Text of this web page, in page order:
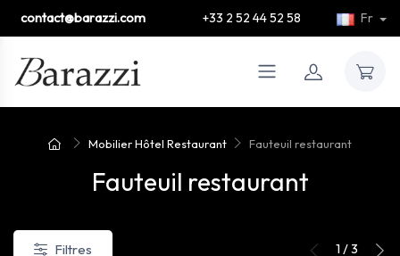
contact@barazzi.com +33 2 52 44 52 58 Fr
Mobilier Hôtel Restaurant Fauteuil restaurant
Fauteuil restaurant
Filtres 1 / 3